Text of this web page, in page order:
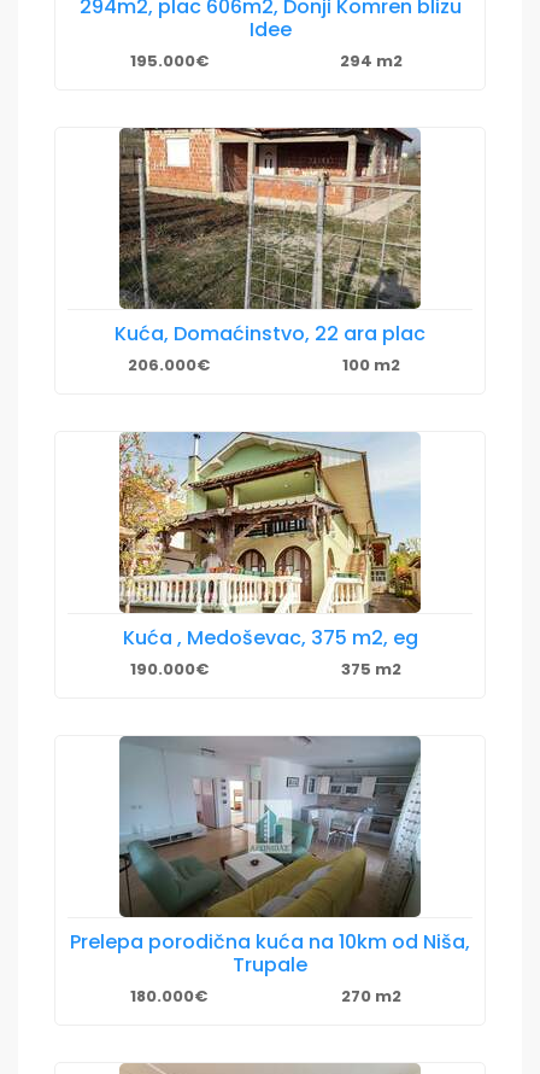
294m2, plac 606m2, Donji Komren blizu
Idee
195.000€ 294 m2
Kuća, Domaćinstvo, 22 ara plac
206.000€ 100 m2
Kuća , Medoševac, 375 m2, eg
190.000€ 375 m2
Prelepa porodična kuća na 10km od Niša,
Trupale
180.000€ 270 m2